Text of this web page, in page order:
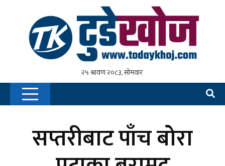
सप्तरीबाट पाँच बोरा